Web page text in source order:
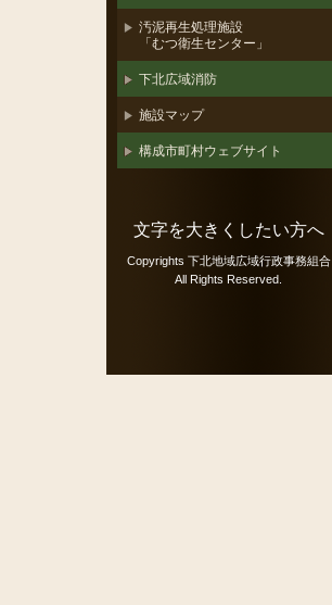
汚泥再生処理施設
「むつ衛生センター」
下北広域消防
施設マップ
構成市町村ウェブサイト
文字を大きくしたい方へ
Copyrights 下北地域広域行政事務組合
All Rights Reserved.